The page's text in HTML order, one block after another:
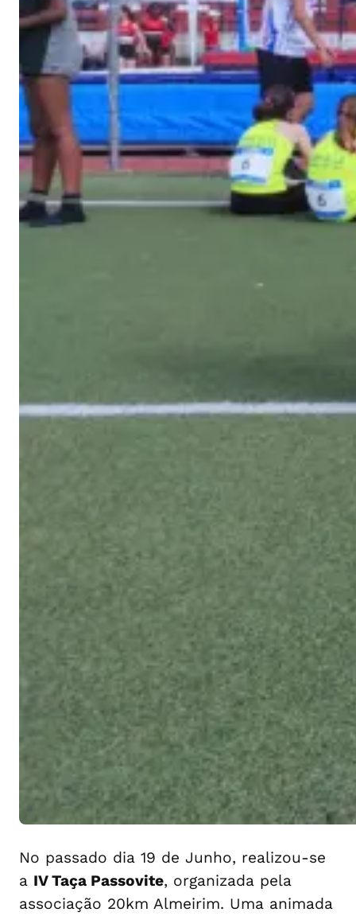
No passado dia 19 de Junho, realizou-se
a IV Taça Passovite, organizada pela
associação 20km Almeirim. Uma animada